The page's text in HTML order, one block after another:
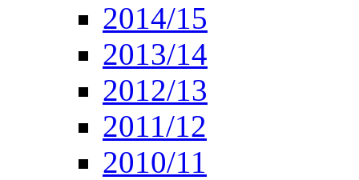
2014/15
2013/14
2012/13
2011/12
2010/11